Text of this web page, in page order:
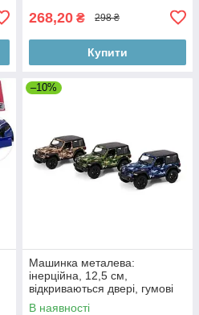
268,20 ₴ 298 ₴
Купити
–10%
Машинка металева:
інерційна, 12,5 см,
відкриваються двері, гумові
колеса, в коробці 16-7-8 см
В наявності